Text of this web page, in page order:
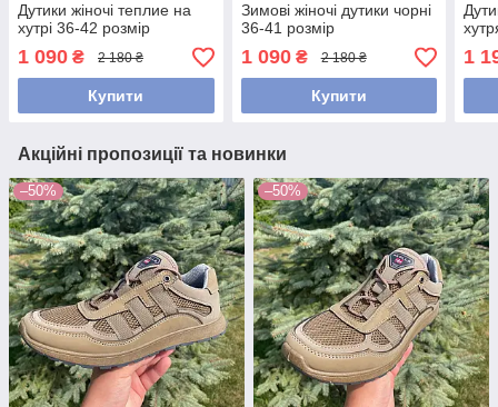
Дутики жіночі теплие на
хутрі 36-42 розмір
1 090 ₴ 2 180 ₴
Купити
Зимові жіночі дутики чорні
36-41 розмір
1 090₴ 2 180 ₴
Купити
1
Акційні пропозиції та новинки
–50% –50%